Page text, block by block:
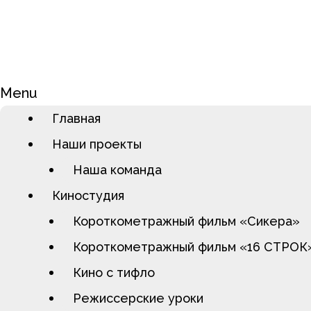
Menu
Главная
Наши проекты
Наша команда
Киностудия
Короткометражный фильм «Сикера»
Короткометражный фильм «16
Кино с тифло
Режиссерские уроки